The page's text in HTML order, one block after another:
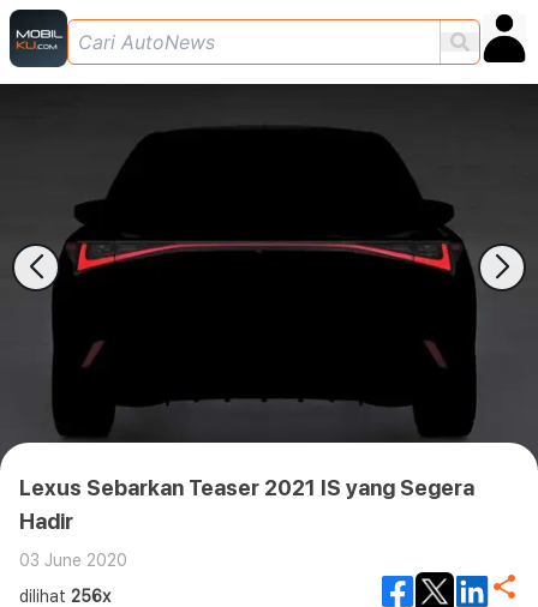
Lexus Sebarkan Teaser 2021 IS yang Segera
Hadir
03 June 2020
dilihat 256x